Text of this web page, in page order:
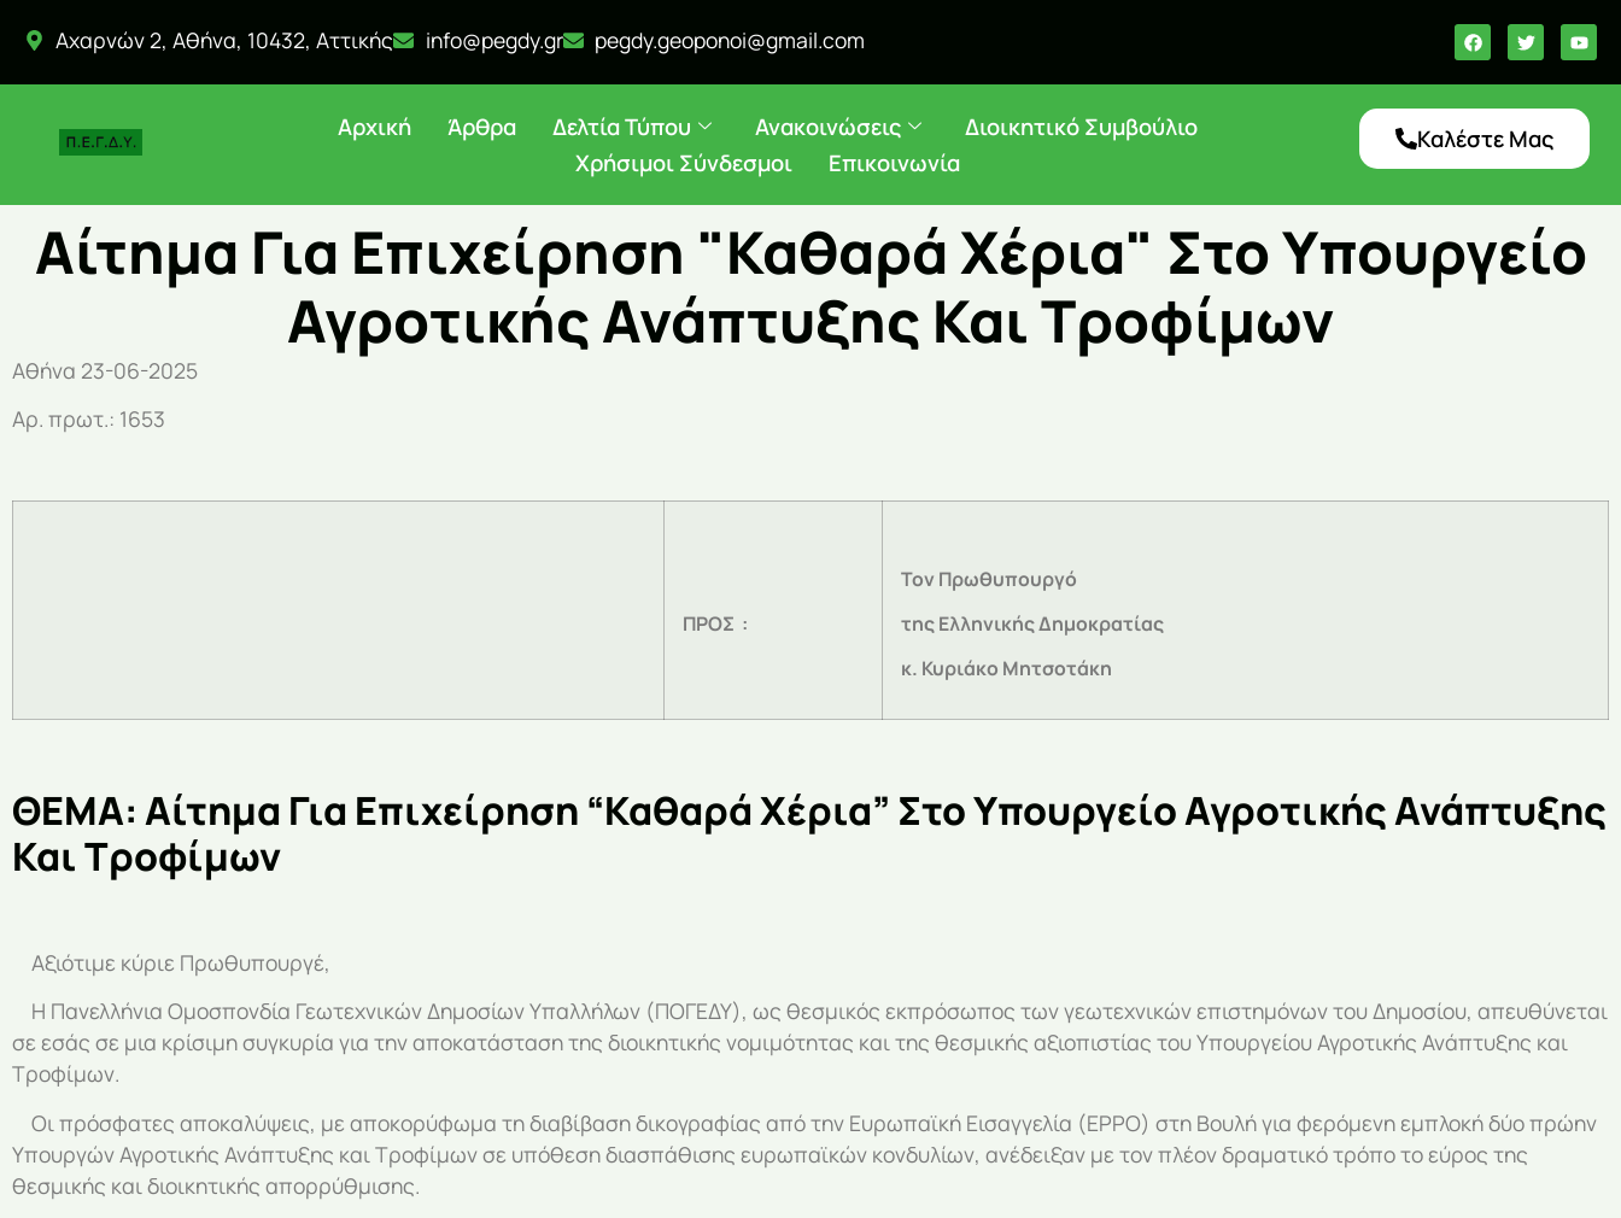
Αχαρνών 2, Αθήνα, 10432, Αττικής info@pegdy.gr pegdy.geoponoi@gmail.com
Αρχική Άρθρα Δελτία Τύπου Ανακοινώσεις
Διοικητικό Συμβούλιο
Χρήσιμοι Σύνδεσμοι
Επικοινωνία
Καλέστε Μας
Αίτημα Για Επιχείρηση "Καθαρά Χέρια" Στο Υπουργείο
Αγροτικής Ανάπτυξης Και Τροφίμων
Αθήνα 23-06-2025
Αρ. πρωτ.: 1653
ΠΡΟΣ :
Τον Πρωθυπουργό
της Ελληνικής Δημοκρατίας
κ. Κυριάκο Μητσοτάκη
ΘΕΜΑ: Αίτημα Για Επιχείρηση “Καθαρά Χέρια” Στο Υπουργείο Αγροτικής Ανάπτυξης
Και Τροφίμων
Αξιότιμε κύριε Πρωθυπουργέ,
Η Πανελλήνια Ομοσπονδία Γεωτεχνικών Δημοσίων Υπαλλήλων (ΠΟΓΕΔΥ), ως θεσμικός εκπρόσωπος των γεωτεχνικών επιστημόνων του Δημοσίου, απευθύνεται
σε εσάς σε μια κρίσιμη συγκυρία για την αποκατάσταση της διοικητικής νομιμότητας και της θεσμικής αξιοπιστίας του Υπουργείου Αγροτικής Ανάπτυξης και
Τροφίμων.
Οι πρόσφατες αποκαλύψεις, με αποκορύφωμα τη διαβίβαση δικογραφίας από την Ευρωπαϊκή Εισαγγελία (EPPO) στη Βουλή για φερόμενη εμπλοκή δύο πρώην
Υπουργών Αγροτικής Ανάπτυξης και Τροφίμων σε υπόθεση διασπάθισης ευρωπαϊκών κονδυλίων, ανέδειξαν με τον πλέον δραματικό τρόπο το εύρος της
θεσμικής και διοικητικής απορρύθμισης.